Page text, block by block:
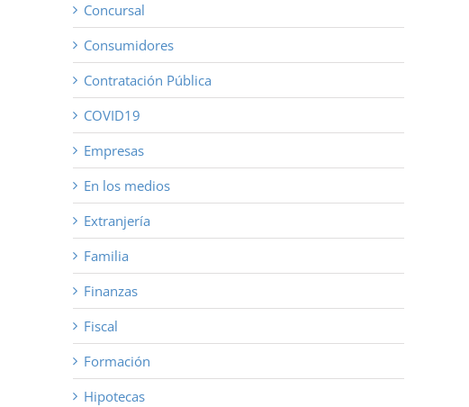
Concursal
Consumidores
Contratación Pública
COVID19
Empresas
En los medios
Extranjería
Familia
Finanzas
Fiscal
Formación
Hipotecas